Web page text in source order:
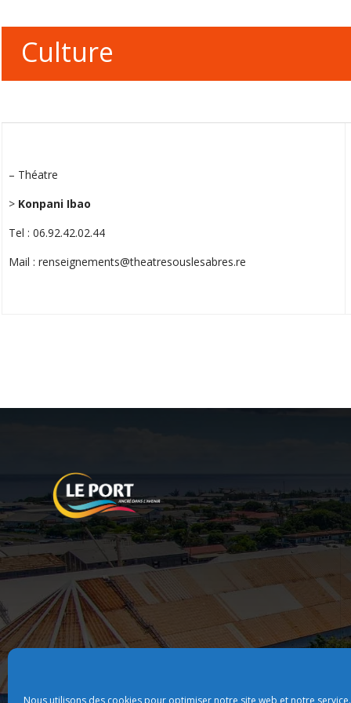
Nous utilisons des cookies pour optimiser notre site web et notre service.
Culture
– Théatre
> Konpani Ibao
Tel : 06.92.42.02.44
Mail : renseignements@theatresouslesabres.re